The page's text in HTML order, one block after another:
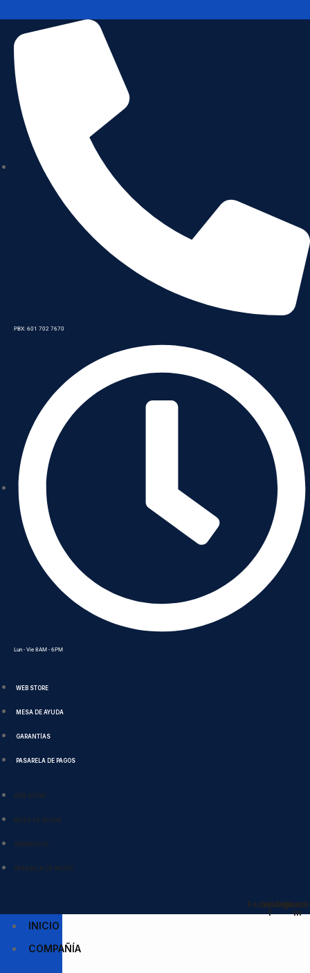
PBX: 601 702 7670
Lun - Vie 8AM - 6PM
WEB STORE
MESA DE AYUDA
GARANTÍAS
PASARELA DE PAGOS
WEB STORE
MESA DE AYUDA
GARANTÍAS
PASARELA DE PAGOS
Facebook-
f
Instagram
in
INICIO
COMPAÑÍA